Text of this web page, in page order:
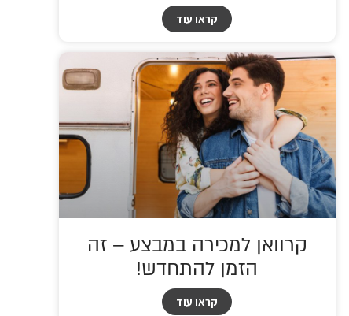
קראו עוד
קרוואן למכירה במבצע – זה
הזמן להתחדש!
קראו עוד